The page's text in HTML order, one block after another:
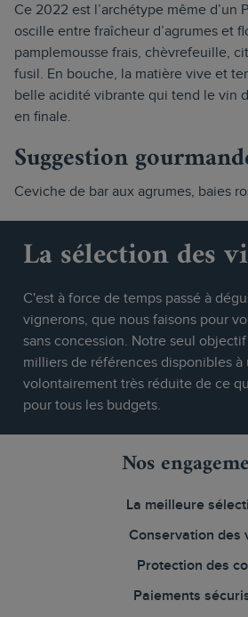
Ce 2022 est l’archétype même d’un
oscille entre fraîcheur d’agrumes et
pamplemousse frais, chèvrefeuille,
fusil. En bouche, la matière vive et
belle acidité vibrante qui tend le vin
en finale.
Suggestion
Ceviche de bar aux agrumes, baies
La sélection des
C'est à force de temps passé à
vignerons, que nous faisons pour
sans concession. Notre seul
milliers de références disponibles à
volontairement très réduite de ce
pour tous les budgets.
Nos
La meilleure
Conservation des
Protection des
Paiements